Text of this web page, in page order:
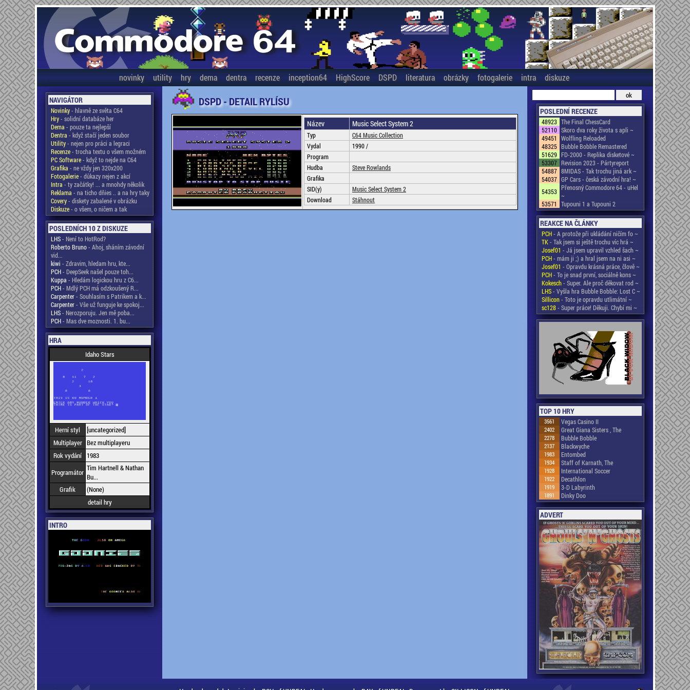
novinky utility hry dema dentra recenze inception64 HighScore DSPD literatura obrázky fotogalerie intra diskuze
NAVIGÁTOR
Novinky- hlavně ze světa C64
Hry- solidní databáze her
Dema - pouze ta nejlepší
Dentra - když stačí jeden soubor
Utility- nejen pro práci a legraci
Recenze- trocha textu o všem možném
PC Software- když to nejde na C64
Grafika - ne vždy jen 320x200
Fotogalerie- důkazy nejen z akcí
Intra - ty začátky! ... a mnohdy několik
Reklama - na ticho dňies .. a na hry taky
Covery- diskety zabalené v obrázku
Diskuze- o všem, o ničem a tak
POSLEDNÍCH 10 Z DISKUZE
LHS- Není to HotRod?
Roberto Bruno- Ahoj, sháním závodní
vid...
kiwi - Zdravim, hledam hru, kte...
PCH- DeepSeek našel pouze toh...
Kuppa - Hledám logickou hru z C6...
PCH- Mdlý PCH má odzkoušený R...
Carpenter- Souhlasím s Patrikem a k...
Carpenter- Vše už funguje ke spokoj...
LHS- Nerozporuju. Jen mě poba...
PCH- Mas dve moznosti. 1. bu...
HRA
Idaho Stars
Herní styl
[uncategorized]
Multiplayer Bez multiplayeru
Rok vydání
1983
Programátor Tim Hartnell & Nathan
Bu...
Grafik
(None)
detail hry
INTRO
DSPD - DETAIL RYLÍSU
Název Music Select System 2
Typ
C64 Music Collection
Vydal
1990 /
Program
Hudba
Steve Rowlands
Grafika
SID(y)
Music Select System 2
Download
Stáhnout
POSLEDNÍ RECENZE
48923 The Final ChessCard
52110 Skoro dva roky života s apli ~
49451
Wolfling Reloaded
48325 Bubble Bobble Remastered
51629 FD-2000 - Replika disketové ~
53307 Revision 2023 - Pártyreport
54887 8MIDAS - Tak trochu jiná ark ~
54037 GP Cars - česká závodní hra! ~
54353 Přenosný Commodore 64 - uHel
~
53571
Tupouni 1 a Tupouni 2
REAKCE NA ČLÁNKY
PCH- A protože při ukládání ničím fo ~
TK- Tak jsem si ještě trochu víc hrá ~
Josef01 - Já jsem upravil vzhled šach ~
PCH- mám ji ;) a hral jsem na ni asi ~
Josef01 - Opravdu krásná práce, člově ~
PCH- To je snad první, sociálně kons ~
Kokesch- Super. Ale proč děkovat rod ~
LHS- Vyšla hra Bubble Bobble: Lost C ~
Sillicon- Toto je opravdu utlimátní ~
sc128- Super práce! Děkuji. Chybí mi ~
TOP 10 HRY
3561 Vegas Casino II
2402 Great Giana Sisters , The
2278 Bubble Bobble
2137 Blackwyche
1983 Entombed
1934 Staff of Karnath, The
1928 International Soccer
1922 Decathlon
1919 3-D Labyrinth
1891 Dinky Doo
ADVERT